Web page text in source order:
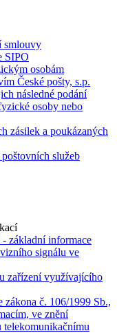
smlouvy
SIPO
osobám
České pošty, s.p.
následné podání
osoby nebo
zásilek a poukázaných
služeb
základní informace
signálu ve
zařízení využívajícího
zákona č. 106/1999 Sb.,
ve znění
telekomunikačnímu